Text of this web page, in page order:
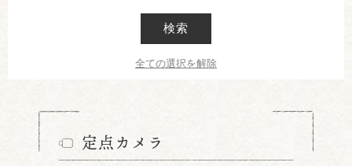
検索
全ての選択を解除
定点カメラ